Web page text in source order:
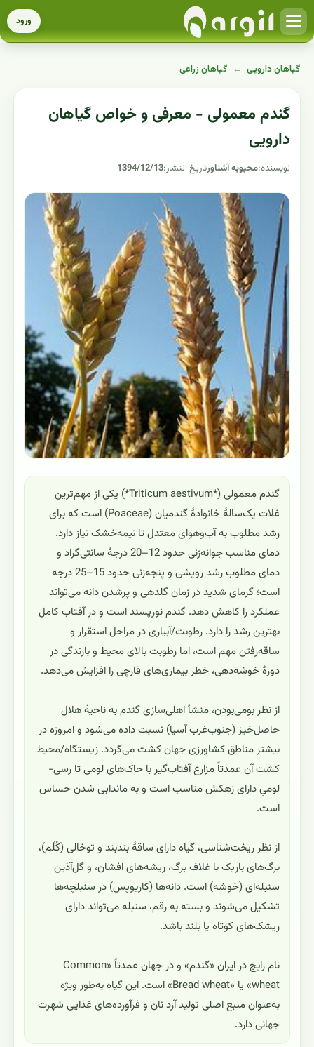
ورود
گیاهان دارویی ← گیاهان زراعی
گندم معمولی - معرفی و خواص گیاهان
دارویی
نویسنده:محبوبه آشناورتاریخ انتشار:1394/12/13
گندم معمولی (*Triticum aestivum*) یکی از مهم‌ترین
غلات یک‌سالهٔ خانوادهٔ گندمیان (Poaceae) است که برای
رشد مطلوب به آب‌وهوای معتدل تا نیمه‌خشک نیاز دارد.
دمای مناسب جوانه‌زنی حدود 12–20 درجهٔ سانتی‌گراد و
دمای مطلوب رشد رویشی و پنجه‌زنی حدود 15–25 درجه
است؛ گرمای شدید در زمان گلدهی و پرشدن دانه می‌تواند
عملکرد را کاهش دهد. گندم نورپسند است و در آفتاب کامل
بهترین رشد را دارد. رطوبت/آبیاری در مراحل استقرار و
ساقه‌رفتن مهم است، اما رطوبت بالای محیط و بارندگی در
دورهٔ خوشه‌دهی، خطر بیماری‌های قارچی را افزایش می‌دهد.
از نظر بومی‌بودن، منشأ اهلی‌سازی گندم به ناحیهٔ هلال
حاصل‌خیز (جنوب‌غرب آسیا) نسبت داده می‌شود و امروزه در
بیشتر مناطق کشاورزی جهان کشت می‌گردد. زیستگاه/محیط
کشت آن عمدتاً مزارع آفتاب‌گیر با خاک‌های لومی تا رسی-
لومیِ دارای زهکش مناسب است و به ماندابی شدن حساس
است.
از نظر ریخت‌شناسی، گیاه دارای ساقهٔ بندبند و توخالی (کُلْم)،
برگ‌های باریک با غلاف برگ، ریشه‌های افشان، و گل‌آذین
سنبله‌ای (خوشه) است. دانه‌ها (کاریوپس) در سنبلچه‌ها
تشکیل می‌شوند و بسته به رقم، سنبله می‌تواند دارای
ریشک‌های کوتاه یا بلند باشد.
نام رایج در ایران «گندم» و در جهان عمدتاً «Common
wheat» یا «Bread wheat» است. این گیاه به‌طور ویژه
به‌عنوان منبع اصلی تولید آرد نان و فرآورده‌های غذایی شهرت
جهانی دارد.